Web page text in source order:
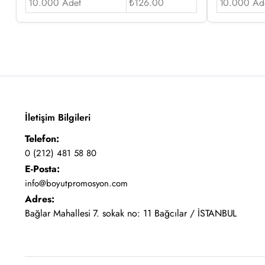
10.000 Adet ₺126.00 10.000
İletişim Bilgileri
Telefon:
0 (212) 481 58 80
E-Posta:
info@boyutpromosyon.com
Adres:
Bağlar Mahallesi 7. sokak no: 11 Bağcılar / İSTANBUL